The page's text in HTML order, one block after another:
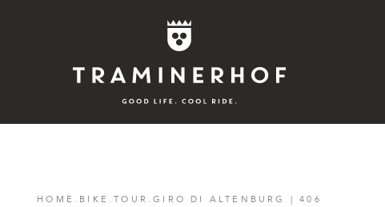
HOME . BIKE .TOUR .GIRO DI ALTENBURG | 406